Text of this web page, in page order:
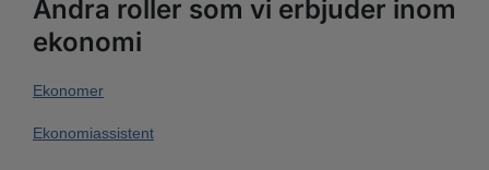
Andra roller som vi erbjuder inom
ekonomi
Ekonomer
Ekonomiassistent